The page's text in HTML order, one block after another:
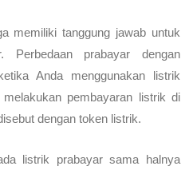
memiliki tanggung jawab untuk
Perbedaan prabayar dengan
Anda menggunakan listrik
pembayaran listrik di
dengan token listrik.
listrik prabayar sama halnya